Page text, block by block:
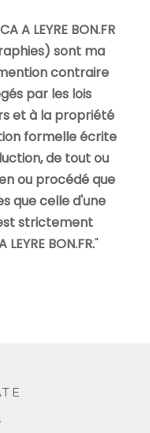
A LEYRE BON.FR
sont ma
contraire
par les lois
et à la propriété
formelle écrite
de tout ou
ou procédé que
que celle d'une
strictement
BON.FR."